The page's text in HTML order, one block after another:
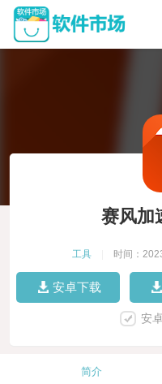
赛风加
工具 时间：
安卓下载
安
简介